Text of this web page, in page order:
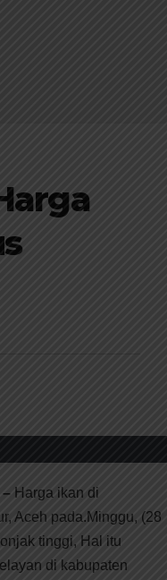
Harga ikan di
Aceh pada.Minggu, (28
tinggi, Hal itu
di kabupaten